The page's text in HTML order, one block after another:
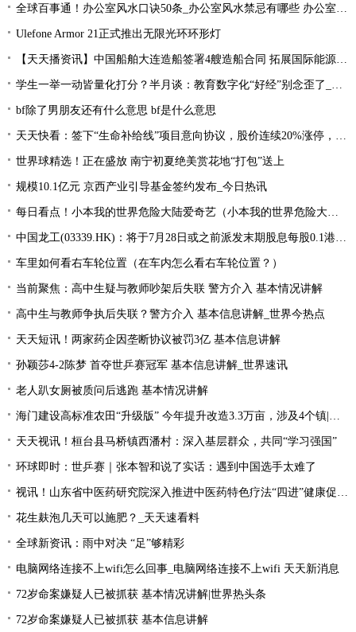
全球百事通！办公室风水口诀50条_办公室风水禁忌有哪些 办公室风水禁忌大全
Ulefone Armor 21正式推出无限光环环形灯
【天天播资讯】中国船舶大连造船签署4艘造船合同 拓展国际能源运输领域合作
学生一举一动皆量化打分？半月谈：教育数字化“好经”别念歪了_环球今亮点
bf除了男朋友还有什么意思 bf是什么意思
天天快看：签下“生命补给线”项目意向协议，股价连续20%涨停，这家公司获机构扎堆关注
世界球精选！正在盛放 南宁初夏绝美赏花地“打包”送上
规模10.1亿元 京西产业引导基金签约发布_今日热讯
每日看点！小本我的世界危险大陆爱奇艺（小本我的世界危险大陆）
中国龙工(03339.HK)：将于7月28日或之前派发末期股息每股0.1港元-世界微资讯
车里如何看右车轮位置（在车内怎么看右车轮位置？）
当前聚焦：高中生疑与教师吵架后失联 警方介入 基本情况讲解
高中生与教师争执后失联？警方介入 基本信息讲解_世界今热点
天天短讯！两家药企因垄断协议被罚3亿 基本信息讲解
孙颖莎4-2陈梦 首夺世乒赛冠军 基本信息讲解_世界速讯
老人趴女厕被质问后逃跑 基本情况讲解
海门建设高标准农田“升级版” 今年提升改造3.3万亩，涉及4个镇|每日速读
天天视讯！桓台县马桥镇西潘村：深入基层群众，共同“学习强国”
环球即时：世乒赛｜张本智和说了实话：遇到中国选手太难了
视讯！山东省中医药研究院深入推进中医药特色疗法“四进”健康促进行动
花生麸泡几天可以施肥？_天天速看料
全球新资讯：雨中对决 “足”够精彩
电脑网络连接不上wifi怎么回事_电脑网络连接不上wifi 天天新消息
72岁命案嫌疑人已被抓获 基本情况讲解|世界热头条
72岁命案嫌疑人已被抓获 基本信息讲解